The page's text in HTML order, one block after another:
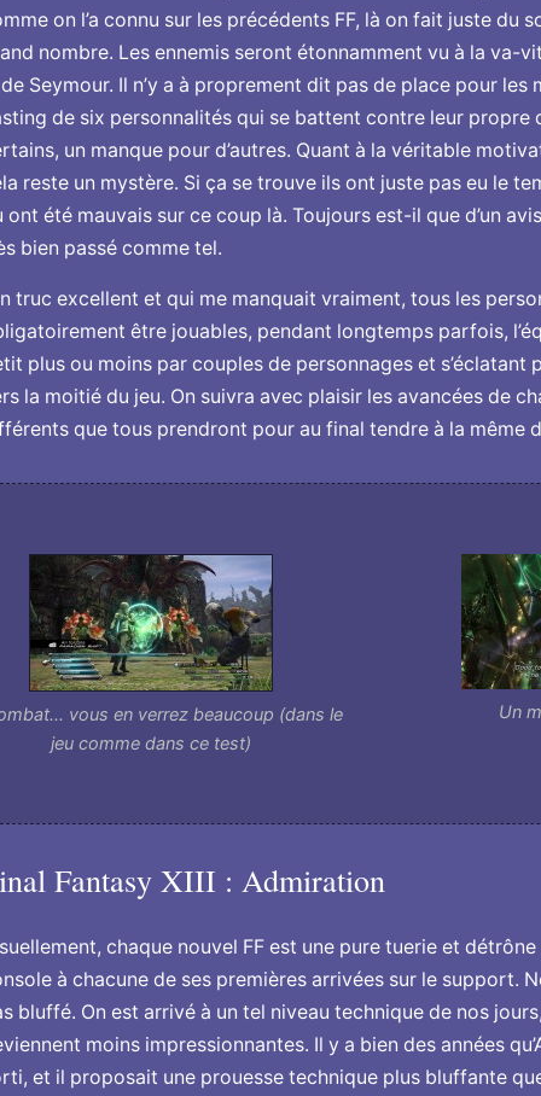
on l’a connu sur les précédents FF, là on fait juste du
nombre. Les ennemis seront étonnamment vu à la va-
Seymour. Il n’y a à proprement dit pas de place pour les
de six personnalités qui se battent contre leur propre
un manque pour d’autres. Quant à la véritable
reste un mystère. Si ça se trouve ils ont juste pas eu le
ont été mauvais sur ce coup là. Toujours est-il que d’un
bien passé comme tel.
truc excellent et qui me manquait vraiment, tous les
être jouables, pendant longtemps parfois,
plus ou moins par couples de personnages et s’éclatant
la moitié du jeu. On suivra avec plaisir les avancées de
que tous prendront pour au final tendre à la même
vous en verrez beaucoup (dans le
jeu comme dans ce test)
Un
Fantasy XIII : Admiration
chaque nouvel FF est une pure tuerie et
à chacune de ses premières arrivées sur le support.
bluffé. On est arrivé à un tel niveau technique de nos
moins impressionnantes. Il y a bien des années
et il proposait une prouesse technique plus bluffante